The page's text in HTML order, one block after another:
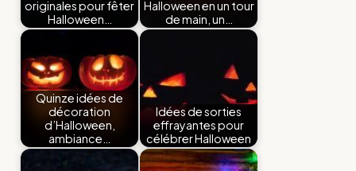
originales pour fêter
Halloween…
Halloween en un tour
de main, un…
Quinze idées de
décoration
d’Halloween,
ambiance…
Idées de sorties
effrayantes pour
célébrer Halloween